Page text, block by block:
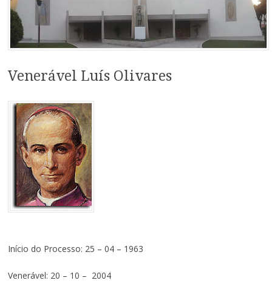
o
conteúdo
Venerável Luís Olivares
Início do Processo: 25 – 04 – 1963
Venerável: 20 – 10 – 2004